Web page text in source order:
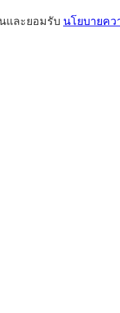
และยอมรับ นโยบายคว